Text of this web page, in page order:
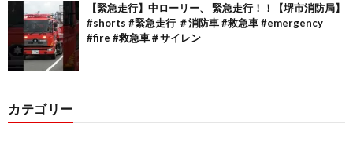
【緊急走行】中ローリー、 緊急走行！！【堺市消防局】
#shorts #緊急走行 ＃消防車 #救急車 #emergency
#fire #救急車＃サイレン
カテゴリー